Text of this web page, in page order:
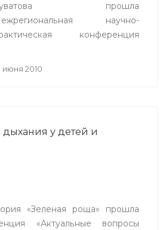
прошла
научно-
конференция
июня 2010
у детей и
«Зеленая роща» прошла
«Актуальные вопросы